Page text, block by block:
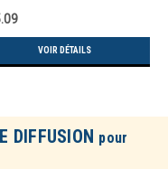
VOIR DÉTAILS
DIFFUSION pour